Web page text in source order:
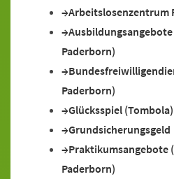
Arbeitslosenzentrum
Paderborn)
Paderborn)
Glücksspiel (Tombola)
Grundsicherungsgeld
Praktikumsangebote
Paderborn)